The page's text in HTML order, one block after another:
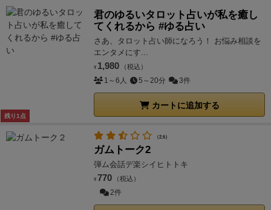
残り1点
君のゆるいタロット占いが私を癒し
てくれるから #ゆる占い
さあ、タロット占い師になろう！ お悩み相談を
エンタメにす...
¥ 1,980 （税込）
1～6人 5～20分 3件
カートに追加する
（2.6）
ガムトーク2
弾ム会話デ楽シイヒトトキ
¥ 770 （税込）
2件